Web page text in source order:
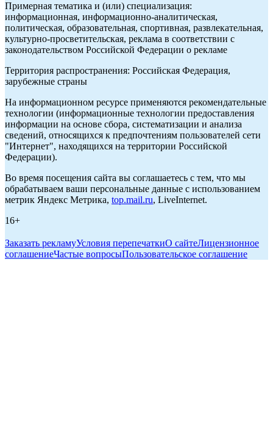
Примерная тематика и (или) специализация:
информационная, информационно-аналитическая,
политическая, образовательная, спортивная, развлекательная,
культурно-просветительская, реклама в соответствии с
законодательством Российской Федерации о рекламе
Территория распространения: Российская Федерация,
зарубежные страны
На информационном ресурсе применяются рекомендательные
технологии (информационные технологии предоставления
информации на основе сбора, систематизации и анализа
сведений, относящихся к предпочтениям пользователей сети
"Интернет", находящихся на территории Российской
Федерации).
Во время посещения сайта вы соглашаетесь с тем, что мы
обрабатываем ваши персональные данные с использованием
метрик Яндекс Метрика, top.mail.ru, LiveInternet.
16+
Заказать рекламуУсловия перепечаткиО сайтеЛицензионное
соглашениеЧастые вопросыПользовательское соглашение